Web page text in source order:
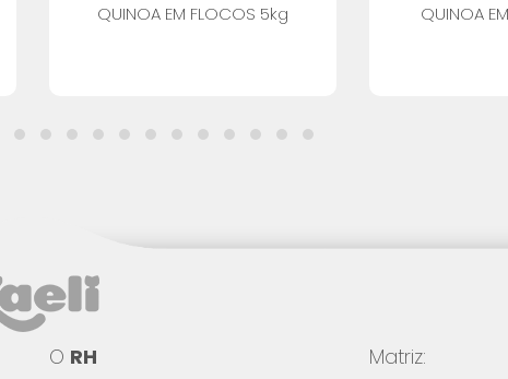
QUINOA EM FLOCOS 5kg QUINOA
O RH Matriz: